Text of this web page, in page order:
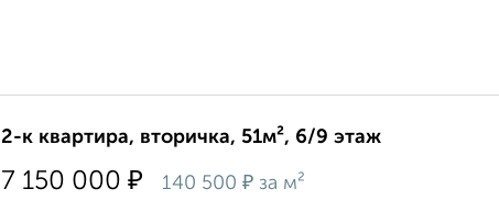
2-к квартира, вторичка, 51м², 6/9 этаж
7 150 000 ₽ 140 500 ₽ за м²